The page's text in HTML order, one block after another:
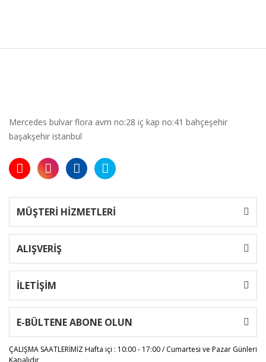
Mercedes bulvar flora avm no:28 iç kap no:41 bahçeşehir
başakşehir istanbul
MÜŞTERİ HİZMETLERİ
ALIŞVERİŞ
İLETİŞİM
E-BÜLTENE ABONE OLUN
ÇALIŞMA SAATLERİMİZHafta içi : 10:00 - 17:00 / Cumartesi ve Pazar Günleri
Kapalıdır